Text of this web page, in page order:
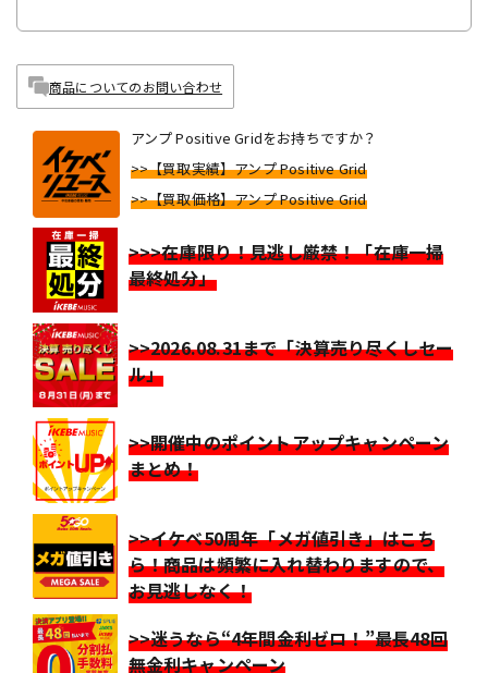
商品についてのお問い合わせ
アンプ Positive Gridをお持ちですか？
>>【買取実績】アンプ Positive Grid
>>【買取価格】アンプ Positive Grid
>>>在庫限り！見逃し厳禁！「在庫一掃
最終処分」
>>2026.08.31まで「決算売り尽くしセー
ル」
>>開催中のポイントアップキャンペーン
まとめ！
>>イケベ50周年「メガ値引き」はこち
ら！商品は頻繁に入れ替わりますので、
お見逃しなく！
>>迷うなら“4年間金利ゼロ！”最長48回
無金利キャンペーン